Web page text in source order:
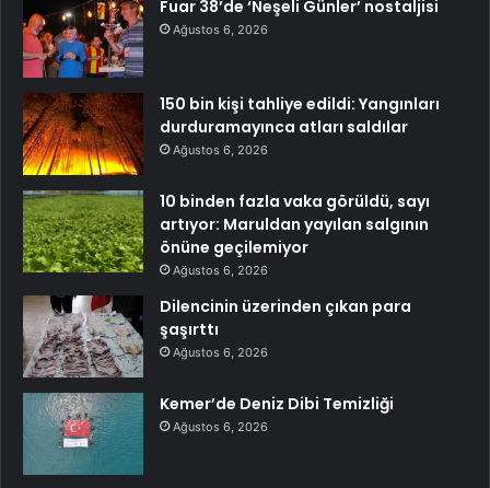
Fuar 38’de ‘Neşeli Günler’ nostaljisi
Ağustos 6, 2026
150 bin kişi tahliye edildi: Yangınları
durduramayınca atları saldılar
Ağustos 6, 2026
10 binden fazla vaka görüldü, sayı
artıyor: Maruldan yayılan salgının
önüne geçilemiyor
Ağustos 6, 2026
Dilencinin üzerinden çıkan para
şaşırttı
Ağustos 6, 2026
Kemer’de Deniz Dibi Temizliği
Ağustos 6, 2026